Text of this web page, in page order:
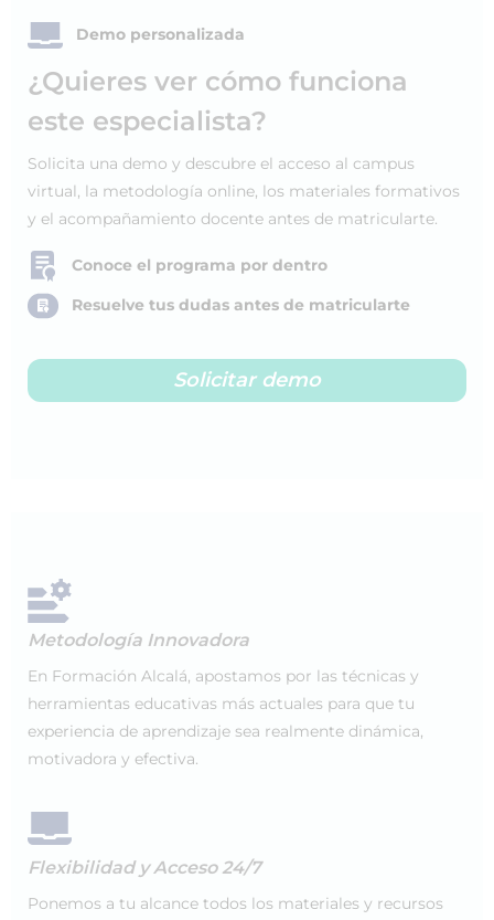
Demo personalizada
¿Quieres ver cómo funciona
este especialista?
Solicita una demo y descubre el acceso al campus
virtual, la metodología online, los materiales formativos
y el acompañamiento docente antes de matricularte.
Conoce el programa por dentro
Resuelve tus dudas antes de matricularte
Solicitar demo
Metodología Innovadora
En Formación Alcalá, apostamos por las técnicas y
herramientas educativas más actuales para que tu
experiencia de aprendizaje sea realmente dinámica,
motivadora y efectiva.
Flexibilidad y Acceso 24/7
Ponemos a tu alcance todos los materiales y recursos